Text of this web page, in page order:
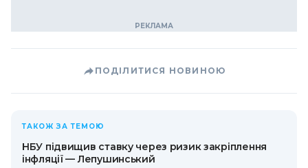
ПОДІЛИТИСЯ НОВИНОЮ
ТАКОЖ ЗА ТЕМОЮ
НБУ підвищив ставку через ризик закріплення
інфляції — Лепушинський